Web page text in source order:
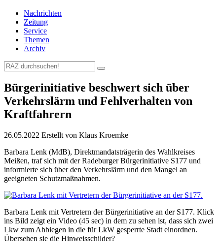
Nachrichten
Zeitung
Service
Themen
Archiv
Bürgerinitiative beschwert sich über
Verkehrslärm und Fehlverhalten von
Kraftfahrern
26.05.2022 Erstellt von Klaus Kroemke
Barbara Lenk (MdB), Direktmandatsträgerin des Wahlkreises
Meißen, traf sich mit der Radeburger Bürgerinitiative S177 und
informierte sich über den Verkehrslärm und den Mangel an
geeigneten Schutzmaßnahmen.
Barbara Lenk mit Vertretern der Bürgerinitiative an der S177. Klick
ins Bild zeigt ein Video (45 sec) in dem zu sehen ist, dass sich zwei
Lkw zum Abbiegen in die für LkW gesperrte Stadt einordnen.
Übersehen sie die Hinweisschilder?